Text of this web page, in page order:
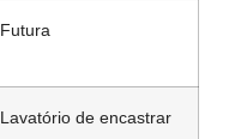
Futura
Lavatório de encastrar